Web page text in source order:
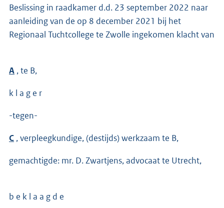
Beslissing in raadkamer d.d. 23 september 2022 naar
aanleiding van de op 8 december 2021 bij het
Regionaal Tuchtcollege te Zwolle ingekomen klacht van
A , te B,
k l a g e r
-tegen-
C , verpleegkundige, (destijds) werkzaam te B,
gemachtigde: mr. D. Zwartjens, advocaat te Utrecht,
b e k l a a g d e